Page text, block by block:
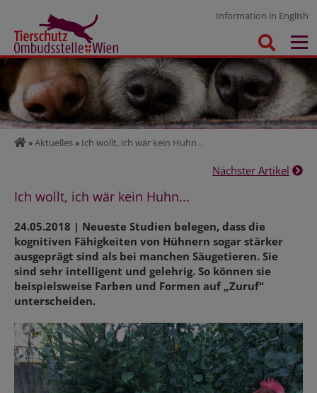
Information in English
»Aktuelles» Ich wollt, ich wär kein Huhn...
Nächster Artikel
Ich wollt, ich wär kein Huhn...
24.05.2018 | Neueste Studien belegen, dass die
kognitiven Fähigkeiten von Hühnern sogar stärker
ausgeprägt sind als bei manchen Säugetieren. Sie
sind sehr intelligent und gelehrig. So können sie
beispielsweise Farben und Formen auf „Zuruf“
unterscheiden.